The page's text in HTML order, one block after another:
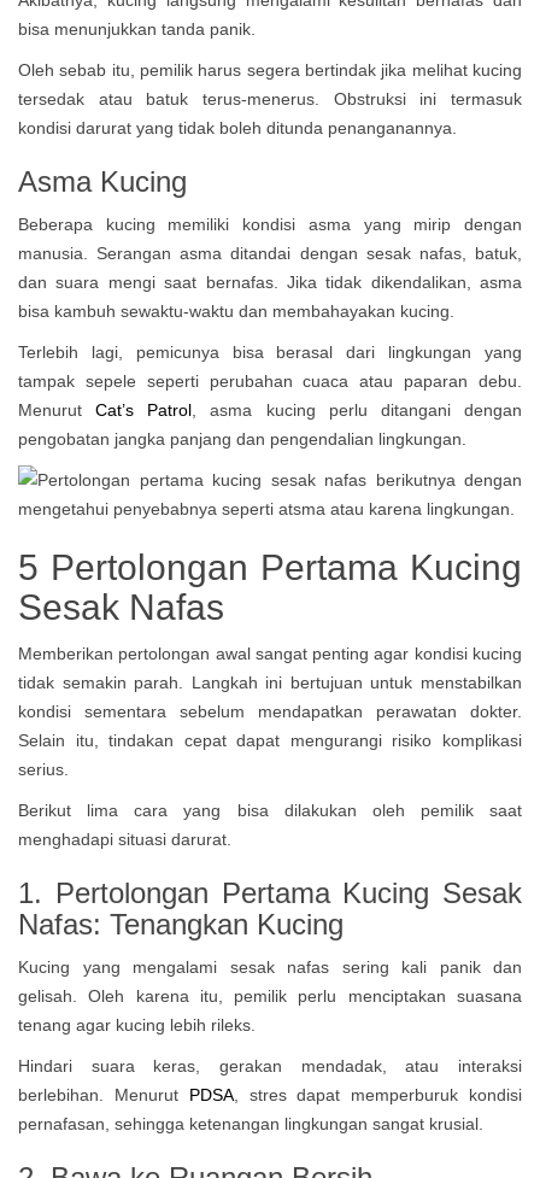
bisa menunjukkan tanda panik.
Oleh sebab itu, pemilik harus segera bertindak jika melihat kucing
tersedak atau batuk terus-menerus. Obstruksi ini termasuk
kondisi darurat yang tidak boleh ditunda penanganannya.
Asma Kucing
Beberapa kucing memiliki kondisi asma yang mirip dengan
manusia. Serangan asma ditandai dengan sesak nafas, batuk,
dan suara mengi saat bernafas. Jika tidak dikendalikan, asma
bisa kambuh sewaktu-waktu dan membahayakan kucing.
Terlebih lagi, pemicunya bisa berasal dari lingkungan yang
tampak sepele seperti perubahan cuaca atau paparan debu.
Menurut
Cat’s Patrol , asma kucing perlu ditangani dengan
pengobatan jangka panjang dan pengendalian lingkungan.
5 Pertolongan Pertama Kucing
Sesak Nafas
Memberikan pertolongan awal sangat penting agar kondisi kucing
tidak semakin parah. Langkah ini bertujuan untuk menstabilkan
kondisi sementara sebelum mendapatkan perawatan dokter.
Selain itu, tindakan cepat dapat mengurangi risiko komplikasi
serius.
Berikut lima cara yang bisa dilakukan oleh pemilik saat
menghadapi situasi darurat.
1. Pertolongan Pertama Kucing Sesak
Nafas: Tenangkan Kucing
Kucing yang mengalami sesak nafas sering kali panik dan
gelisah. Oleh karena itu, pemilik perlu menciptakan suasana
tenang agar kucing lebih rileks.
Hindari suara keras, gerakan mendadak, atau interaksi
berlebihan. Menurut
PDSA, stres dapat memperburuk kondisi
pernafasan, sehingga ketenangan lingkungan sangat krusial.